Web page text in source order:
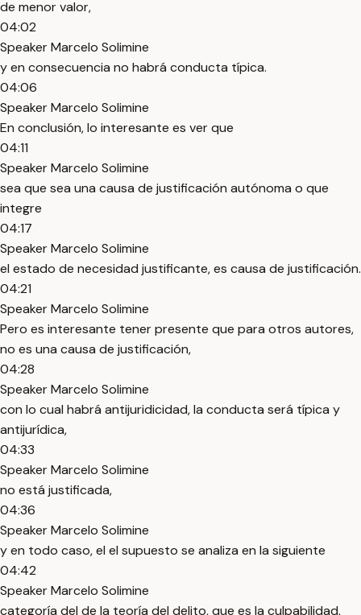
de menor valor,
04:02
Speaker Marcelo Solimine
y en consecuencia no habrá conducta típica.
04:06
Speaker Marcelo Solimine
En conclusión, lo interesante es ver que
04:11
Speaker Marcelo Solimine
sea que sea una causa de justificación autónoma o que
integre
04:17
Speaker Marcelo Solimine
el estado de necesidad justificante, es causa de justificación.
04:21
Speaker Marcelo Solimine
Pero es interesante tener presente que para otros autores,
no es una causa de justificación,
04:28
Speaker Marcelo Solimine
con lo cual habrá antijuridicidad, la conducta será típica y
antijurídica,
04:33
Speaker Marcelo Solimine
no está justificada,
04:36
Speaker Marcelo Solimine
y en todo caso, el el supuesto se analiza en la siguiente
04:42
Speaker Marcelo Solimine
categoría del de la teoría del delito, que es la culpabilidad.